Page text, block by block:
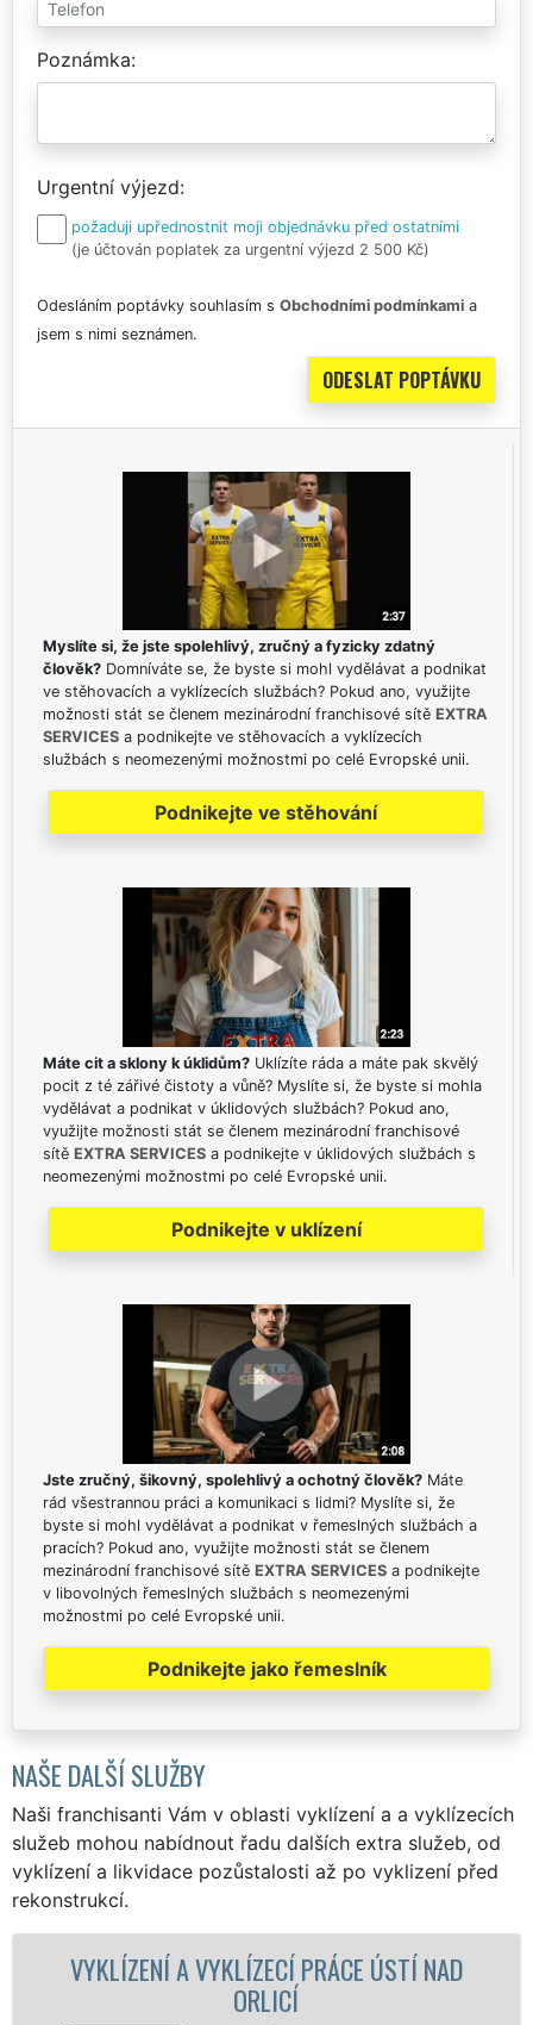
Poznámka
Urgentní výjezd
požaduji upřednostnit moji objednávku před ostatními
(je účtován poplatek za urgentní výjezd 2 500 Kč)
Odesláním poptávky souhlasím s Obchodními podmínkami a
jsem s nimi seznámen.
Myslíte si, že jste spolehlivý, zručný a fyzicky zdatný
člověk? Domníváte se, že byste si mohl vydělávat a podnikat
ve stěhovacích a vyklízecích službách? Pokud ano, využijte
možnosti stát se členem mezinárodní franchisové sítě EXTRA
SERVICES a podnikejte ve stěhovacích a vyklízecích
službách s neomezenými možnostmi po celé Evropské unii.
Podnikejte ve stěhování
Máte cit a sklony k úklidům? Uklízíte ráda a máte pak skvělý
pocit z té zářivé čistoty a vůně? Myslíte si, že byste si mohla
vydělávat a podnikat v úklidových službách? Pokud ano,
využijte možnosti stát se členem mezinárodní franchisové
sítě EXTRA SERVICES a podnikejte v úklidových službách s
neomezenými možnostmi po celé Evropské unii.
Podnikejte v uklízení
Jste zručný, šikovný, spolehlivý a ochotný člověk? Máte
rád všestrannou práci a komunikaci s lidmi? Myslíte si, že
byste si mohl vydělávat a podnikat v řemeslných službách a
pracích? Pokud ano, využijte možnosti stát se členem
mezinárodní franchisové sítě EXTRA SERVICES a podnikejte
v libovolných řemeslných službách s neomezenými
možnostmi po celé Evropské unii.
Podnikejte jako řemeslník
NAŠE DALŠÍ SLUŽBY
Naši franchisanti Vám v oblasti vyklízení a a vyklízecích
služeb mohou nabídnout řadu dalších extra služeb, od
vyklízení a likvidace pozůstalosti až po vyklizení před
rekonstrukcí.
A VYKLÍZECÍ PRÁCE ÚSTÍ NAD